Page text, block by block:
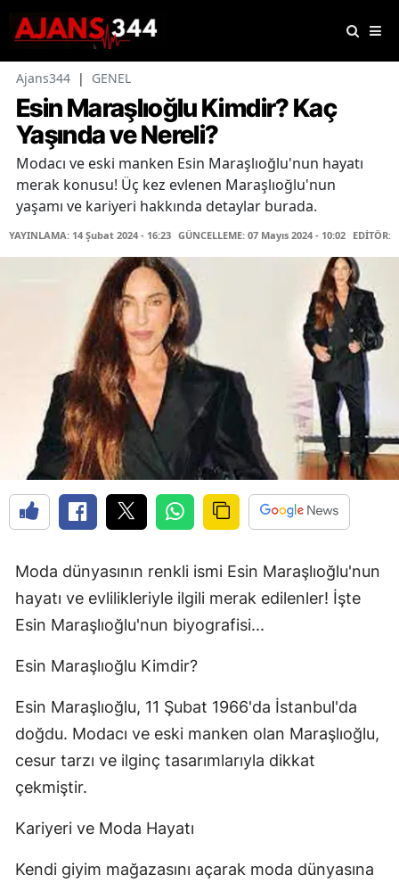
Ajans344 | GENEL
Esin Maraşlıoğlu Kimdir? Kaç
Yaşında ve Nereli?
Modacı ve eski manken Esin Maraşlıoğlu'nun hayatı
merak konusu! Üç kez evlenen Maraşlıoğlu'nun
yaşamı ve kariyeri hakkında detaylar burada.
YAYINLAMA: 14 Şubat 2024 - 16:23 GÜNCELLEME: 07 Mayıs 2024 - 10:02 EDİTÖR:
Moda dünyasının renkli ismi Esin Maraşlıoğlu'nun
hayatı ve evlilikleriyle ilgili merak edilenler! İşte
Esin Maraşlıoğlu'nun biyografisi...
Esin Maraşlıoğlu Kimdir?
Esin Maraşlıoğlu, 11 Şubat 1966'da İstanbul'da
doğdu. Modacı ve eski manken olan Maraşlıoğlu,
cesur tarzı ve ilginç tasarımlarıyla dikkat
çekmiştir.
Kariyeri ve Moda Hayatı
Kendi giyim mağazasını açarak moda dünyasına